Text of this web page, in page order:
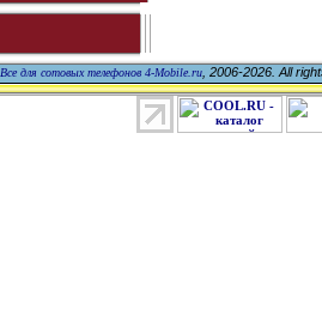
Все для сотовых телефонов 4-Mobile.ru, 2006-2026. All